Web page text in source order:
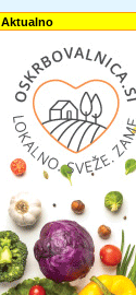
Aktualno